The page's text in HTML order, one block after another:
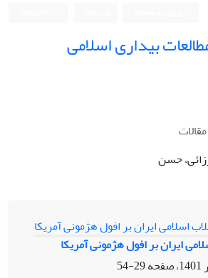
بیداری اسلامی
حسن
ایران بر افول هژمونی آمریکا
29-54